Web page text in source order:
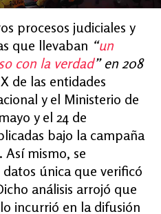
procesos judiciales y
que llevaban “un
con la verdad” en 208
de las entidades
y el Ministerio de
y el 24 de
bajo la campaña
Así mismo, se
única que verificó
análisis arrojó que
incurrió en la difusión